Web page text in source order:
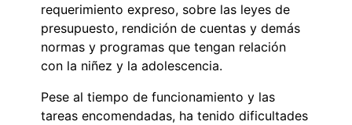
requerimiento expreso, sobre las leyes de
presupuesto, rendición de cuentas y demás
normas y programas que tengan relación
con la niñez y la adolescencia.
Pese al tiempo de funcionamiento y las
tareas encomendadas, ha tenido dificultades